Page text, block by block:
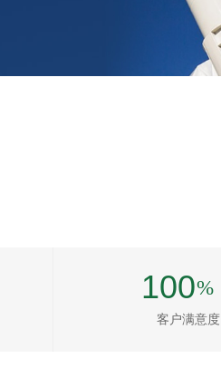
按钮文本
客户满意度
100%